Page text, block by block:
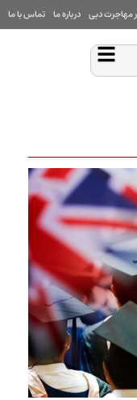
مهاجرت دبی درباره ما تماس با ما